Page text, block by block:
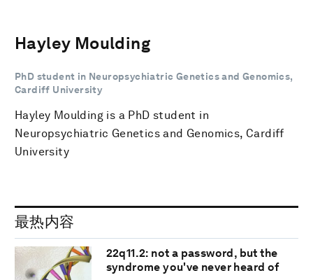
Hayley Moulding
PhD student in Neuropsychiatric Genetics and Genomics,
Cardiff University
Hayley Moulding is a PhD student in
Neuropsychiatric Genetics and Genomics, Cardiff
University
最热内容
22q11.2: not a password, but the
syndrome you've never heard of